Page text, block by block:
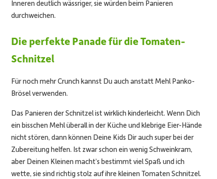
Inneren deutlich wässriger, sie würden beim Panieren
durchweichen.
Die perfekte Panade für die Tomaten-
Schnitzel
Für noch mehr Crunch kannst Du auch anstatt Mehl Panko-
Brösel verwenden.
Das Panieren der Schnitzel ist wirklich kinderleicht. Wenn Dich
ein bisschen Mehl überall in der Küche und klebrige Eier-Hände
nicht stören, dann können Deine Kids Dir auch super bei der
Zubereitung helfen. Ist zwar schon ein wenig Schweinkram,
aber Deinen Kleinen macht’s bestimmt viel Spaß und ich
wette, sie sind richtig stolz auf ihre kleinen Tomaten Schnitzel.